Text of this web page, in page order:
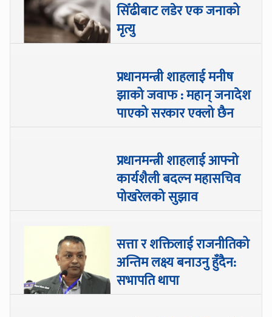
सिँढीबाट लडेर एक जनाको
मृत्यु
प्रधानमन्त्री शाहलाई मनीष
झाको जवाफ : महान् जनादेश
पाएको सरकार एक्लो छैन
प्रधानमन्त्री शाहलाई आफ्नो
कार्यशैली बदल्न महासचिव
पोखरेलको सुझाव
सत्ता र शक्तिलाई राजनीतिको
अन्तिम लक्ष्य बनाउनु हुँदैन:
सभापति थापा